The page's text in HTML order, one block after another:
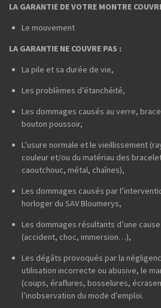
LA GARANTIE DE VOTRE MONTRE
Le mouvement
LA GARANTIE NE COUVRE PAS :
La pile et sa durée de vie,
Les problèmes d’étanchéité,
Les dommages causés au verre,
bouton poussoir,
L’usure normale et le vieillissement
couleur et/ou du matériau des
caoutchouc, métal, chaînes),
Les dommages causés par
horloger du SAV Bloumerys,
Les dommages résultants d’une
(accident, choc, immersion…),
Les dégâts provoqués par la
utilisation incorrecte ou abusive, le
(coups, éraflures, bosselures,
l’inobservation du mode d’emploi.